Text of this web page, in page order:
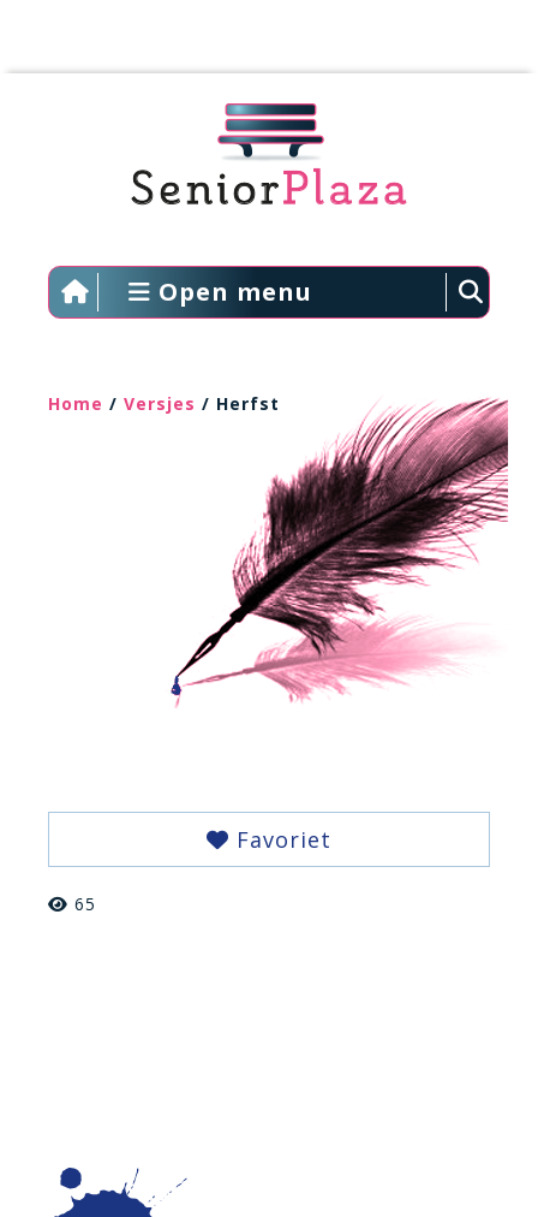
Open menu
Home / Versjes / Herfst
Favoriet
65